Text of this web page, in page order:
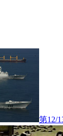
第12/